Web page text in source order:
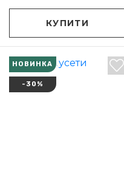
КУПИТИ
НОВИНКА
-30%